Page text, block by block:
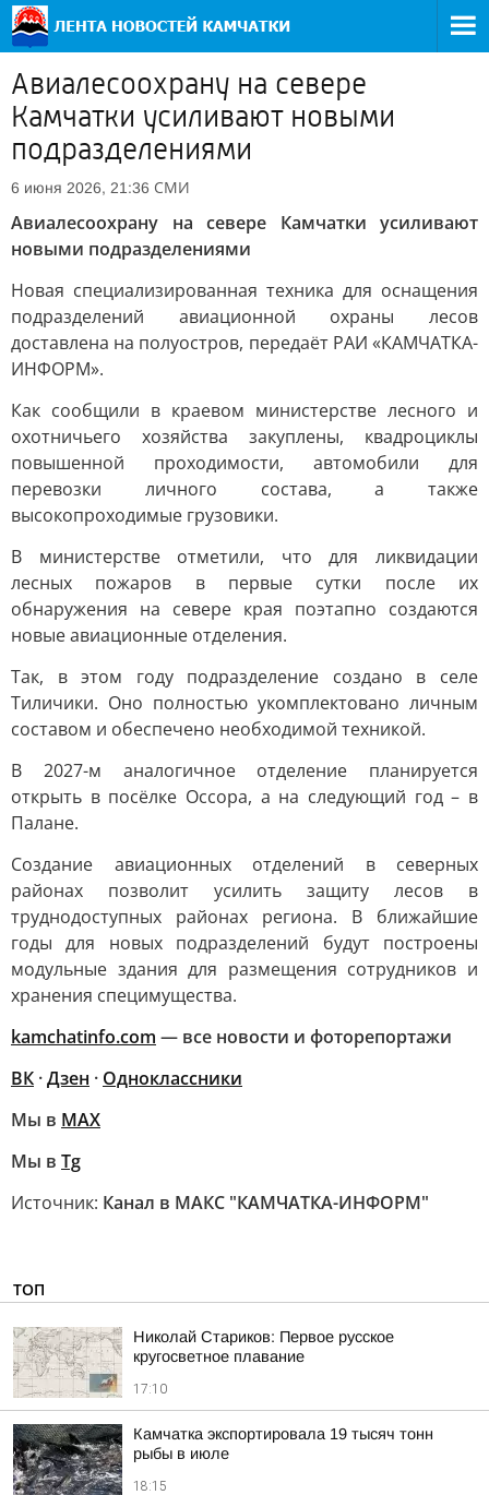
Авиалесоохрану на севере
Камчатки усиливают новыми
подразделениями
6 июня 2026, 21:36 СМИ
Авиалесоохрану на севере Камчатки усиливают
новыми подразделениями
Новая специализированная техника для оснащения
подразделений авиационной охраны лесов
доставлена на полуостров, передаёт РАИ «КАМЧАТКА-
ИНФОРМ».
Как сообщили в краевом министерстве лесного и
охотничьего хозяйства закуплены, квадроциклы
повышенной проходимости, автомобили для
перевозки личного состава, а также
высокопроходимые грузовики.
В министерстве отметили, что для ликвидации
лесных пожаров в первые сутки после их
обнаружения на севере края поэтапно создаются
новые авиационные отделения.
Так, в этом году подразделение создано в селе
Тиличики. Оно полностью укомплектовано личным
составом и обеспечено необходимой техникой.
В 2027-м аналогичное отделение планируется
открыть в посёлке Оссора, а на следующий год – в
Палане.
Создание авиационных отделений в северных
районах позволит усилить защиту лесов в
труднодоступных районах региона. В ближайшие
годы для новых подразделений будут построены
модульные здания для размещения сотрудников и
хранения специмущества.
kamchatinfo.com — все новости и фоторепортажи
ВК ·Дзен · Одноклассники
Мы в МАХ
Мы в Tg
Источник: Канал в МАКС "КАМЧАТКА-ИНФОРМ"
ТОП
Николай Стариков: Первое русское
кругосветное плавание
17:10
Камчатка экспортировала 19 тысяч тонн
рыбы в июле
18:15